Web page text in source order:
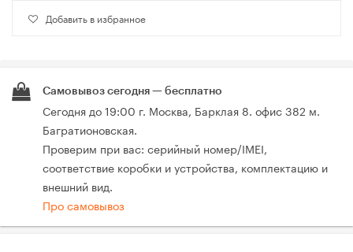
Добавить в избранное
Самовывоз сегодня — бесплатно
Сегодня до 19:00 г. Москва, Барклая 8. офис 382 м.
Багратионовская.
Проверим при вас: серийный номер/IMEI,
соответствие коробки и устройства, комплектацию и
внешний вид.
Про самовывоз